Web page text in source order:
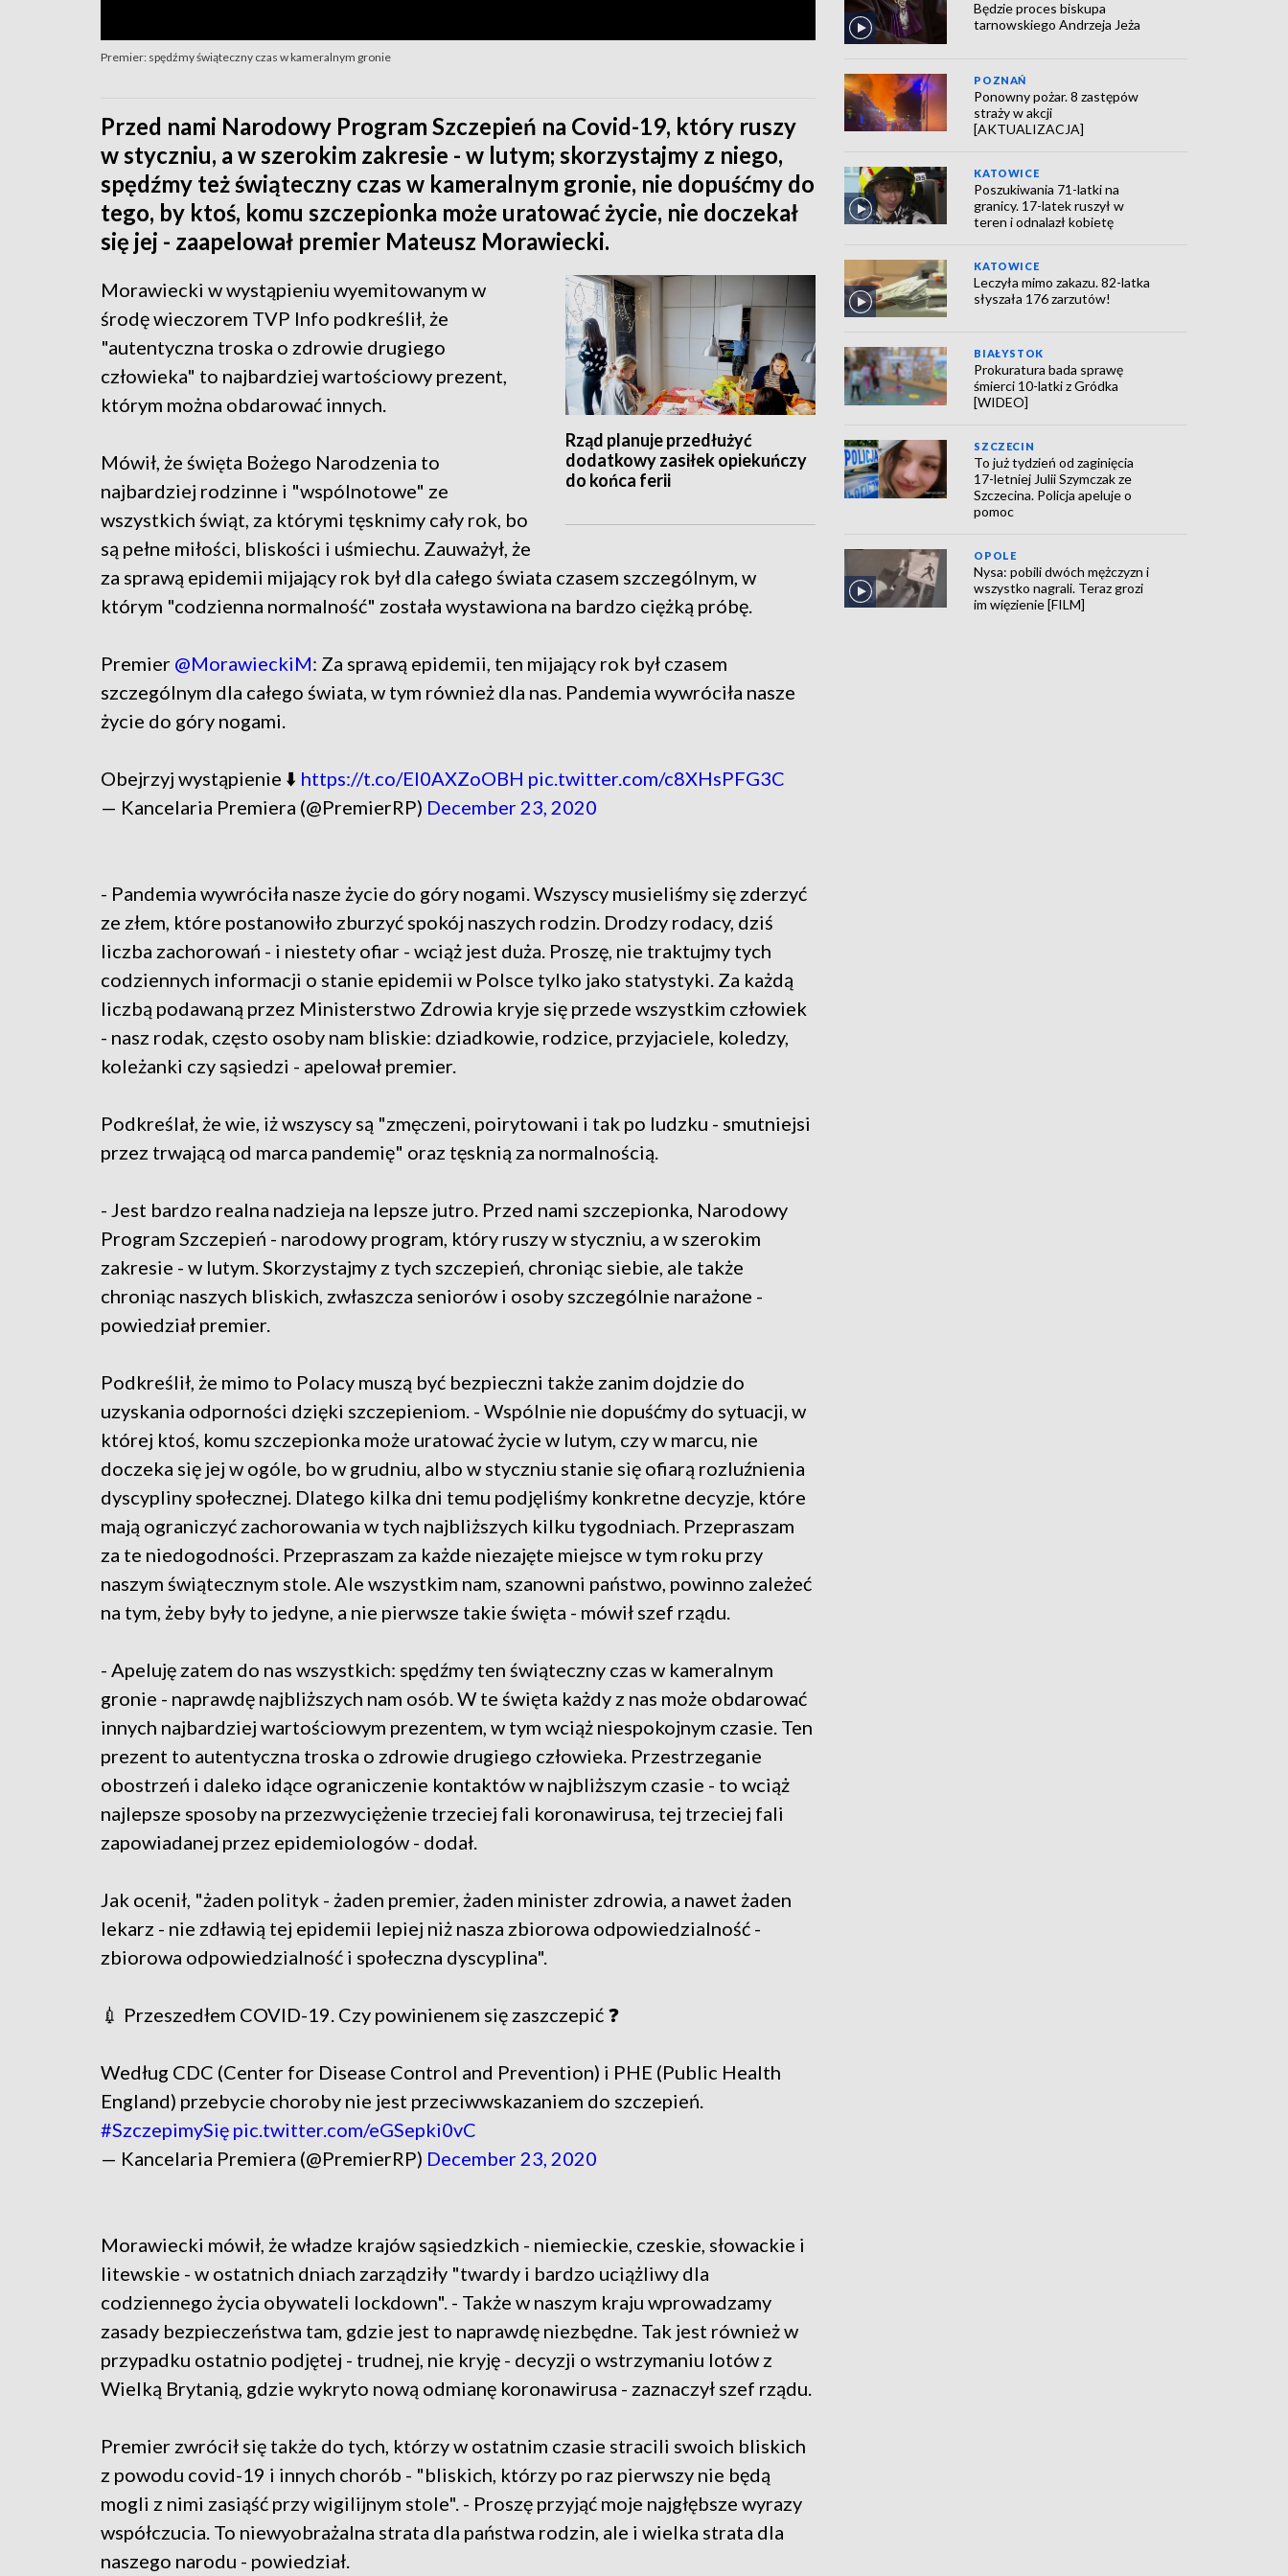
Premier: spędźmy świąteczny czas w kameralnym gronie
Przed nami Narodowy Program Szczepień na Covid-19, który ruszy
w styczniu, a w szerokim zakresie - w lutym; skorzystajmy z niego,
spędźmy też świąteczny czas w kameralnym gronie, nie dopuśćmy do
tego, by ktoś, komu szczepionka może uratować życie, nie doczekał
się jej - zaapelował premier Mateusz Morawiecki.
Rząd planuje przedłużyć
dodatkowy zasiłek opiekuńczy
do końca ferii
Morawiecki w wystąpieniu wyemitowanym w
środę wieczorem TVP Info podkreślił, że
"autentyczna troska o zdrowie drugiego
człowieka" to najbardziej wartościowy prezent,
którym można obdarować innych.
Mówił, że święta Bożego Narodzenia to
najbardziej rodzinne i "wspólnotowe" ze
wszystkich świąt, za którymi tęsknimy cały rok, bo
są pełne miłości, bliskości i uśmiechu. Zauważył, że
za sprawą epidemii mijający rok był dla całego świata czasem szczególnym, w
którym "codzienna normalność" została wystawiona na bardzo ciężką próbę.
Premier @MorawieckiM: Za sprawą epidemii, ten mijający rok był czasem
szczególnym dla całego świata, w tym również dla nas. Pandemia wywróciła nasze
życie do góry nogami.
Obejrzyj wystąpienie ⬇️ https://t.co/EI0AXZoOBH pic.twitter.com/c8XHsPFG3C
— Kancelaria Premiera (@PremierRP) December 23, 2020
- Pandemia wywróciła nasze życie do góry nogami. Wszyscy musieliśmy się zderzyć
ze złem, które postanowiło zburzyć spokój naszych rodzin. Drodzy rodacy, dziś
liczba zachorowań - i niestety ofiar - wciąż jest duża. Proszę, nie traktujmy tych
codziennych informacji o stanie epidemii w Polsce tylko jako statystyki. Za każdą
liczbą podawaną przez Ministerstwo Zdrowia kryje się przede wszystkim człowiek
- nasz rodak, często osoby nam bliskie: dziadkowie, rodzice, przyjaciele, koledzy,
koleżanki czy sąsiedzi - apelował premier.
Podkreślał, że wie, iż wszyscy są "zmęczeni, poirytowani i tak po ludzku - smutniejsi
przez trwającą od marca pandemię" oraz tęsknią za normalnością.
- Jest bardzo realna nadzieja na lepsze jutro. Przed nami szczepionka, Narodowy
Program Szczepień - narodowy program, który ruszy w styczniu, a w szerokim
zakresie - w lutym. Skorzystajmy z tych szczepień, chroniąc siebie, ale także
chroniąc naszych bliskich, zwłaszcza seniorów i osoby szczególnie narażone -
powiedział premier.
Podkreślił, że mimo to Polacy muszą być bezpieczni także zanim dojdzie do
uzyskania odporności dzięki szczepieniom. - Wspólnie nie dopuśćmy do sytuacji, w
której ktoś, komu szczepionka może uratować życie w lutym, czy w marcu, nie
doczeka się jej w ogóle, bo w grudniu, albo w styczniu stanie się ofiarą rozluźnienia
dyscypliny społecznej. Dlatego kilka dni temu podjęliśmy konkretne decyzje, które
mają ograniczyć zachorowania w tych najbliższych kilku tygodniach. Przepraszam
za te niedogodności. Przepraszam za każde niezajęte miejsce w tym roku przy
naszym świątecznym stole. Ale wszystkim nam, szanowni państwo, powinno zależeć
na tym, żeby były to jedyne, a nie pierwsze takie święta - mówił szef rządu.
- Apeluję zatem do nas wszystkich: spędźmy ten świąteczny czas w kameralnym
gronie - naprawdę najbliższych nam osób. W te święta każdy z nas może obdarować
innych najbardziej wartościowym prezentem, w tym wciąż niespokojnym czasie. Ten
prezent to autentyczna troska o zdrowie drugiego człowieka. Przestrzeganie
obostrzeń i daleko idące ograniczenie kontaktów w najbliższym czasie - to wciąż
najlepsze sposoby na przezwyciężenie trzeciej fali koronawirusa, tej trzeciej fali
zapowiadanej przez epidemiologów - dodał.
Jak ocenił, "żaden polityk - żaden premier, żaden minister zdrowia, a nawet żaden
lekarz - nie zdławią tej epidemii lepiej niż nasza zbiorowa odpowiedzialność -
zbiorowa odpowiedzialność i społeczna dyscyplina".
💉 Przeszedłem COVID-19. Czy powinienem się zaszczepić ❓
Według CDC (Center for Disease Control and Prevention) i PHE (Public Health
England) przebycie choroby nie jest przeciwwskazaniem do szczepień.
#SzczepimySię pic.twitter.com/eGSepki0vC
— Kancelaria Premiera (@PremierRP) December 23, 2020
Morawiecki mówił, że władze krajów sąsiedzkich - niemieckie, czeskie, słowackie i
litewskie - w ostatnich dniach zarządziły "twardy i bardzo uciążliwy dla
codziennego życia obywateli lockdown". - Także w naszym kraju wprowadzamy
zasady bezpieczeństwa tam, gdzie jest to naprawdę niezbędne. Tak jest również w
przypadku ostatnio podjętej - trudnej, nie kryję - decyzji o wstrzymaniu lotów z
Wielką Brytanią, gdzie wykryto nową odmianę koronawirusa - zaznaczył szef rządu.
Premier zwrócił się także do tych, którzy w ostatnim czasie stracili swoich bliskich
z powodu covid-19 i innych chorób - "bliskich, którzy po raz pierwszy nie będą
mogli z nimi zasiąść przy wigilijnym stole". - Proszę przyjąć moje najgłębsze wyrazy
współczucia. To niewyobrażalna strata dla państwa rodzin, ale i wielka strata dla
naszego narodu - powiedział.
Będzie proces biskupa
tarnowskiego Andrzeja Jeża
POZNAŃ
Ponowny pożar. 8 zastępów
straży w akcji
[AKTUALIZACJA]
KATOWICE
Poszukiwania 71-latki na
granicy. 17-latek ruszył w
teren i odnalazł kobietę
KATOWICE
Leczyła mimo zakazu. 82-latka
słyszała 176 zarzutów!
BIAŁYSTOK
Prokuratura bada sprawę
śmierci 10-latki z Gródka
[WIDEO]
SZCZECIN
To już tydzień od zaginięcia
17-letniej Julii Szymczak ze
Szczecina. Policja apeluje o
pomoc
OPOLE
Nysa: pobili dwóch mężczyzn i
wszystko nagrali. Teraz grozi
im więzienie [FILM]